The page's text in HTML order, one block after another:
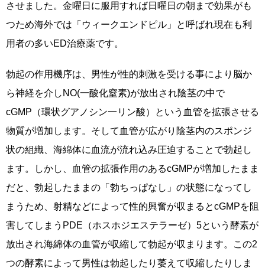
させました。金曜日に服用すれば日曜日の朝まで効果がも
つため海外では「ウィークエンドピル」と呼ばれ現在も利
用者の多いED治療薬です。
勃起の作用機序は、男性が性的刺激を受ける事により脳か
ら神経を介しNO(一酸化窒素)が放出され陰茎の中で
cGMP（環状グアノシン一リン酸）という血管を拡張させる
物質が増加します。そして血管が広がり陰茎内のスポンジ
状の組織、海綿体に血流が流れ込み圧迫することで勃起し
ます。しかし、血管の拡張作用のあるcGMPが増加したまま
だと、勃起したままの「勃ちっぱなし」の状態になってし
まうため、射精などによって性的興奮が収まるとcGMPを阻
害してしまうPDE（ホスホジエステラーゼ）5という酵素が
放出され海綿体の血管が収縮して勃起が収まります。この2
つの酵素によって男性は勃起したり萎えて収縮したりしま